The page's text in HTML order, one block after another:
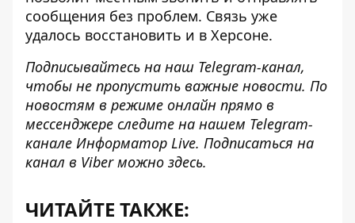
сообщения без проблем. Связь уже
удалось восстановить и в Херсоне.
Подписывайтесь на наш Telegram-канал,
чтобы не пропустить важные новости. По
новостям в режиме онлайн прямо в
мессенджере следите на нашем Telegram-
канале Информатор Live. Подписаться на
канал в Viber можно здесь.
ЧИТАЙТЕ ТАКЖЕ: